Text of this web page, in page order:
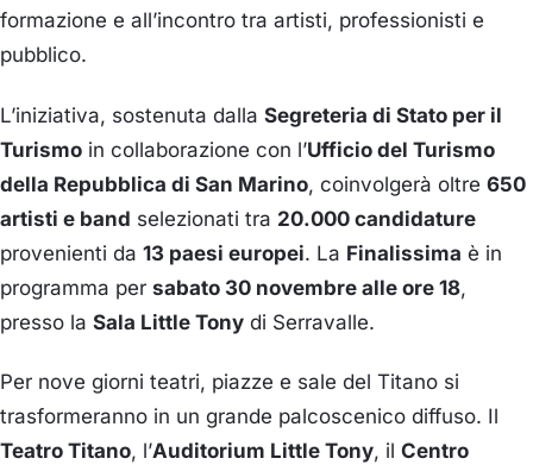
formazione e all’incontro tra artisti, professionisti e
pubblico.
L’iniziativa, sostenuta dalla Segreteria di Stato per il
Turismo in collaborazione con l’Ufficio del Turismo
della Repubblica di San Marino, coinvolgerà oltre 650
artisti e band selezionati tra 20.000 candidature
provenienti da 13 paesi europei. La Finalissima è in
programma per sabato 30 novembre alle ore 18,
presso la Sala Little Tony di Serravalle.
Per nove giorni teatri, piazze e sale del Titano si
trasformeranno in un grande palcoscenico diffuso. Il
Teatro Titano, l’Auditorium Little Tony, il Centro